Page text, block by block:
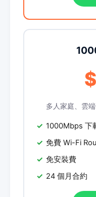
多人家庭、雲
1000Mbps 下
免費 Wi-Fi
免安裝費
24 個月合約